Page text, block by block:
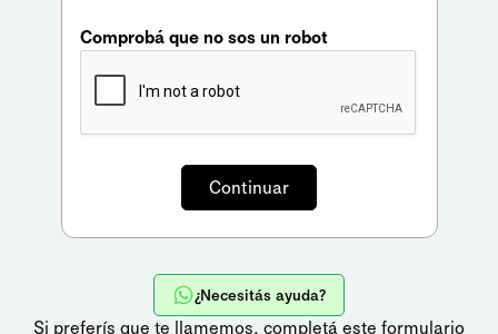
Comprobá que no sos un robot
¿Necesitás ayuda?
Si preferís que te llamemos, completá este formulario